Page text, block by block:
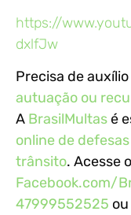
https://
dxlfJw
Precisa de
autuação ou
A BrasilMultasé
online de
trânsito. Acesse o
Facebook.com/
47999552525